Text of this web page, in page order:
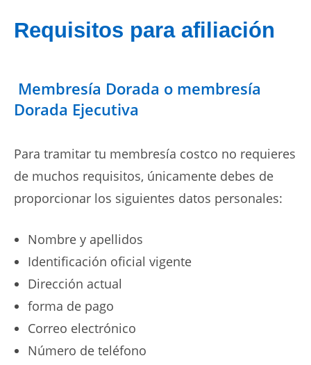
Requisitos para afiliación
Membresía Dorada o membresía
Dorada Ejecutiva
Para tramitar tu membresía costco no requieres
de muchos requisitos, únicamente debes de
proporcionar los siguientes datos personales:
Nombre y apellidos
Identificación oficial vigente
Dirección actual
forma de pago
Correo electrónico
Número de teléfono